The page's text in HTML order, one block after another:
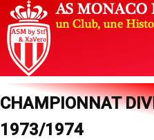
CHAMPIONNAT
1973/1974